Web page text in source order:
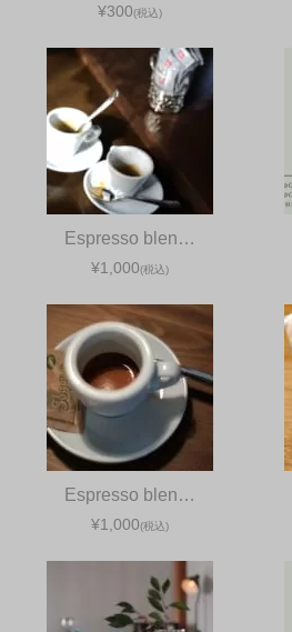
¥300(税込)
Espresso blen…
¥1,000(税込)
Espresso blen…
¥1,000(税込)